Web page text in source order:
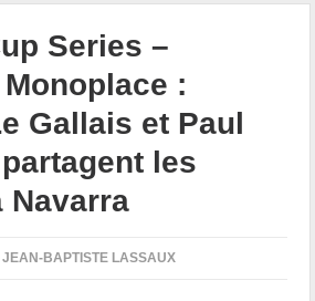
Series –
:
Gallais et Paul
les
Navarra
JEAN-BAPTISTE LASSAUX